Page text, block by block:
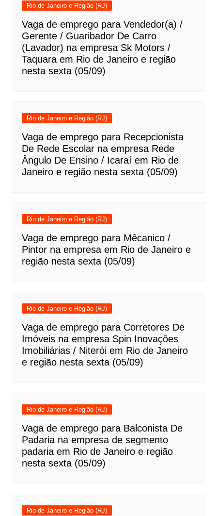
Rio de Janeiro e Região (RJ)
Vaga de emprego para Vendedor(a) /
Gerente / Guaribador De Carro
(Lavador) na empresa Sk Motors /
Taquara em Rio de Janeiro e região
nesta sexta (05/09)
Rio de Janeiro e Região (RJ)
Vaga de emprego para Recepcionista
De Rede Escolar na empresa Rede
Ângulo De Ensino / Icaraí em Rio de
Janeiro e região nesta sexta (05/09)
Rio de Janeiro e Região (RJ)
Vaga de emprego para Mêcanico /
Pintor na empresa em Rio de Janeiro e
região nesta sexta (05/09)
Rio de Janeiro e Região (RJ)
Vaga de emprego para Corretores De
Imóveis na empresa Spin Inovações
Imobiliárias / Niterói em Rio de Janeiro
e região nesta sexta (05/09)
Rio de Janeiro e Região (RJ)
Vaga de emprego para Balconista De
Padaria na empresa de segmento
padaria em Rio de Janeiro e região
nesta sexta (05/09)
Rio de Janeiro e Região (RJ)